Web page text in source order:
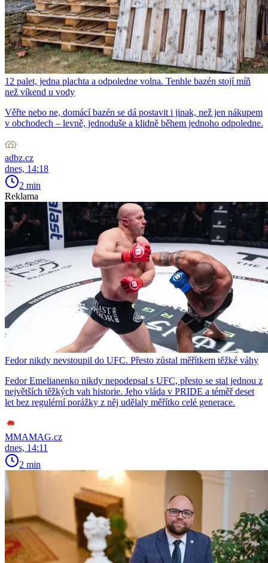
12 palet, jedna plachta a odpoledne volna. Tenhle bazén stojí míň
než víkend u vody
Věřte nebo ne, domácí bazén se dá postavit i jinak, než jen nákupem
v obchodech – levně, jednoduše a klidně během jednoho odpoledne.
adbz.cz
dnes, 14:18
2 min
Reklama
Fedor nikdy nevstoupil do UFC. Přesto zůstal měřítkem těžké váhy
Fedor Emelianenko nikdy nepodepsal s UFC, přesto se stal jednou z
největších těžkých vah historie. Jeho vláda v PRIDE a téměř deset
let bez regulérní porážky z něj udělaly měřítko celé generace.
MMAMAG.cz
dnes, 14:11
2 min